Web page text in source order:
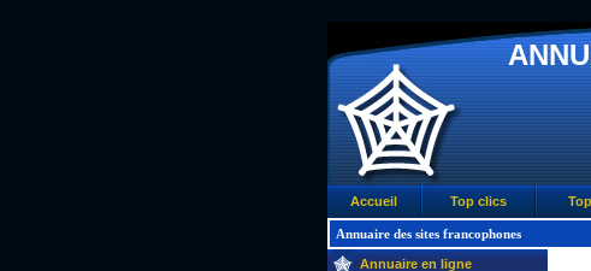
Accueil Top clics
Annuaire des sites francophones
Annuaire en ligne